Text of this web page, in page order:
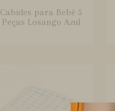
Cabides para Bebê 5
Peças Losango Azul